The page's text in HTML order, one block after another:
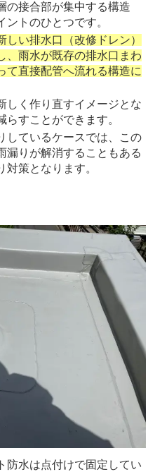
の接合部が集中する構造
ントのひとつです。
い排水口（改修ドレン）
、雨水が既存の排水口まわ
て直接配管へ流れる構造に
しく作り直すイメージとな
らすことができます。
しているケースでは、この
漏りが解消することもある
策となります。
防水は点付けで固定してい